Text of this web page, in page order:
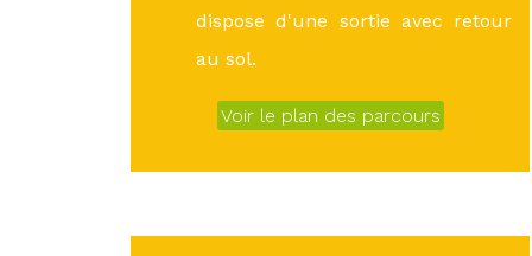
dispose d'une sortie avec retour
au sol.
Voir le plan des parcours